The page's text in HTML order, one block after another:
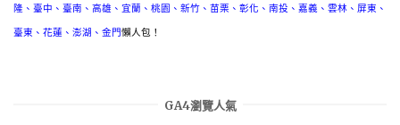
隆 、 臺中 、 臺南 、 高雄 、 宜蘭 、 桃園 、 新竹 、 苗栗 、 彰化 、 南投 、 嘉義 、 雲林 、 屏東 、
臺東 、 花蓮 、 澎湖 、 金門懶人包！
GA4瀏覽人氣